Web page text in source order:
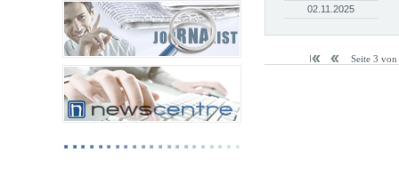
02.11.2025
Seite 3 von